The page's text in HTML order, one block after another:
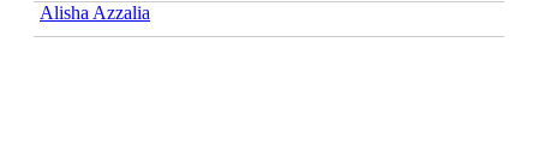
Alisha Azzalia